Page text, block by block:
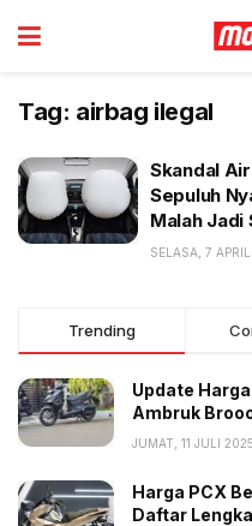
Tag: airbag ilegal
Skandal
Sepuluh
Malah Jadi
SELASA, 7
Trending
Update
Ambruk
JUMAT, 11 JULI 2025
Harga PCX
Daftar